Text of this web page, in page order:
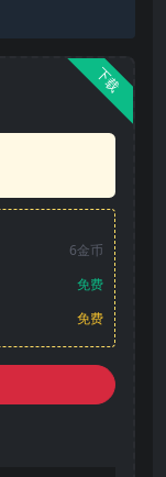
下载
6金币
免费
免费